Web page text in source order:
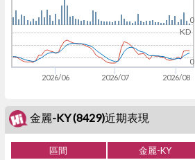
KD
2026/06 2026/07 2026/08
0
0
金麗-KY (8429)近期表現
區間 金麗-KY